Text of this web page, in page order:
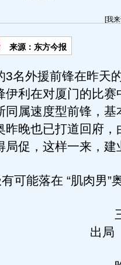
[我
来源：东方今报
外援前锋在昨天
伊利在对厦门的比赛
同属速度型前锋，基
昨晚也已打道回府，
局促，这样一来，建
能落在 “肌肉男”
三
出局